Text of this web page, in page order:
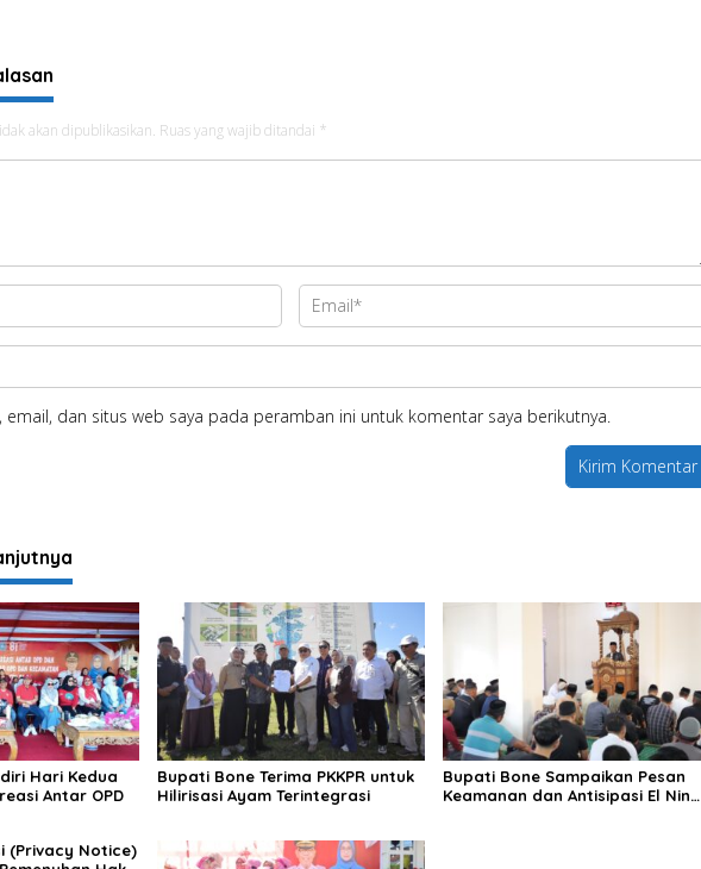
akan dipublikasikan. Ruas yang wajib ditandai *
email, dan situs web saya pada peramban ini untuk komentar saya berikutnya.
Hari Kedua
Antar OPD
Bupati Bone Terima PKKPR untuk
Hilirisasi Ayam Terintegrasi
Bupati Bone Sampaikan Pesan
Keamanan dan Antisipasi El Nino
(Privacy Notice)